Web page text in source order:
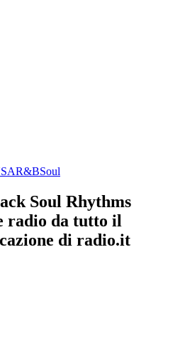
R&BSoul
Soul Rhythms
radio da tutto il
di radio.it